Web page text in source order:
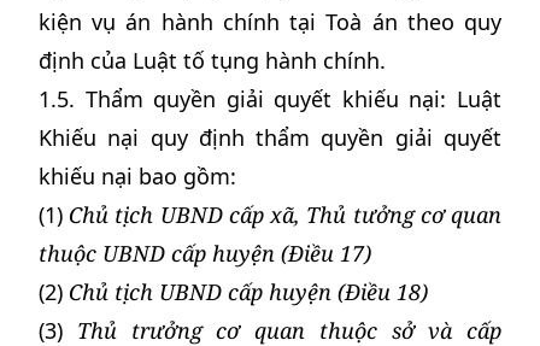
kiện vụ án hành chính tại Toà án theo quy
định của Luật tố tụng hành chính.
1.5. Thẩm quyền giải quyết khiếu nại: Luật
Khiếu nại quy định thẩm quyền giải quyết
khiếu nại bao gồm:
(1) Chủ tịch UBND cấp xã, Thủ tưởng cơ quan
thuộc UBND cấp huyện (Điều 17)
(2) Chủ tịch UBND cấp huyện (Điều 18)
(3) Thủ trưởng cơ quan thuộc sở và cấp